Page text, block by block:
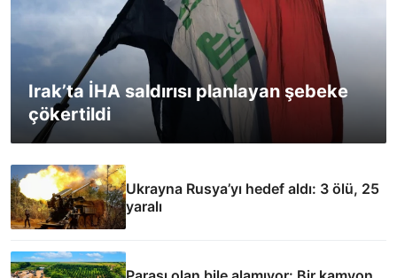
Irak’ta İHA saldırısı planlayan şebeke
çökertildi
Ukrayna Rusya’yı hedef aldı: 3 ölü, 25
yaralı